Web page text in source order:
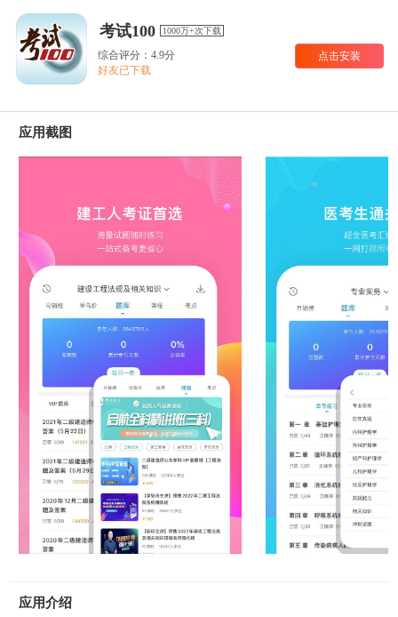
考试100 1000万+次下载
综合评分：4.9分
好友已下载
点击安装
应用截图
应用介绍